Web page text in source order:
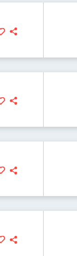
Jakub Jędras
Jakub Jędras
Jakub Jędras
Kowalczyk, Jakub Jędras